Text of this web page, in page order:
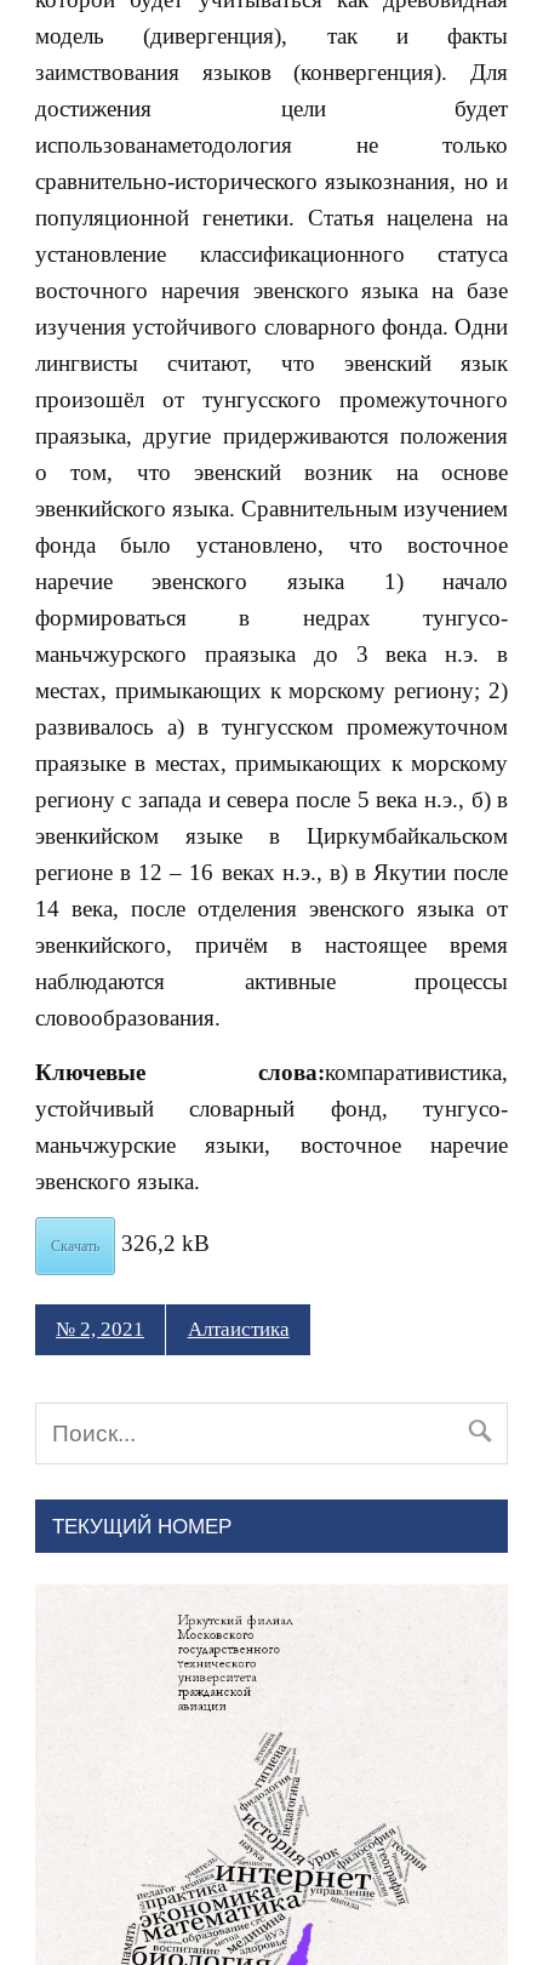
модель (дивергенция), так и факты
заимствования языков (конвергенция). Для
достижения цели будет
использованаметодология не только
сравнительно-исторического языкознания, но и
популяционной генетики. Статья нацелена на
установление классификационного статуса
восточного наречия эвенского языка на базе
изучения устойчивого словарного фонда. Одни
лингвисты считают, что эвенский язык
произошёл от тунгусского промежуточного
праязыка, другие придерживаются положения
о том, что эвенский возник на основе
эвенкийского языка. Сравнительным изучением
фонда было установлено, что восточное
наречие эвенского языка 1) начало
формироваться в недрах тунгусо-
маньчжурского праязыка до 3 века н.э. в
местах, примыкающих к морскому региону; 2)
развивалось а) в тунгусском промежуточном
праязыке в местах, примыкающих к морскому
региону с запада и севера после 5 века н.э., б) в
эвенкийском языке в Циркумбайкальском
регионе в 12 – 16 веках н.э., в) в Якутии после
14 века, после отделения эвенского языка от
эвенкийского, причём в настоящее время
наблюдаются активные процессы
словообразования.
Ключевые слова:компаративистика,
устойчивый словарный фонд, тунгусо-
маньчжурские языки, восточное наречие
эвенского языка.
Скачать 326,2 kB
№ 2, 2021 Алтаистика
ТЕКУЩИЙ НОМЕР